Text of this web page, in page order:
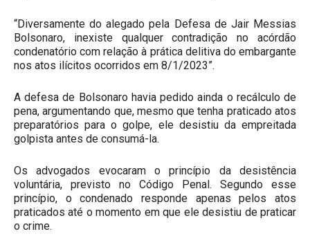
“Diversamente do alegado pela Defesa de Jair Messias
Bolsonaro, inexiste qualquer contradição no acórdão
condenatório com relação à prática delitiva do embargante
nos atos ilícitos ocorridos em 8/1/2023”.
A defesa de Bolsonaro havia pedido ainda o recálculo de
pena, argumentando que, mesmo que tenha praticado atos
preparatórios para o golpe, ele desistiu da empreitada
golpista antes de consumá-la.
Os advogados evocaram o princípio da desistência
voluntária, previsto no Código Penal. Segundo esse
princípio, o condenado responde apenas pelos atos
praticados até o momento em que ele desistiu de praticar
o crime.